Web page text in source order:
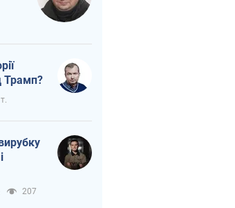
Трамп?
207